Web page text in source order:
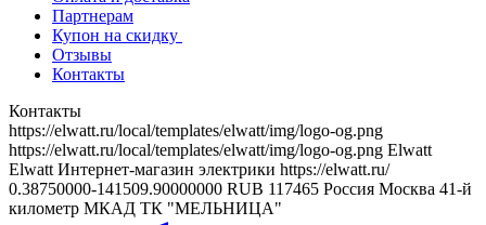
Партнерам
Купон на скидку
Отзывы
Контакты
Контакты
https://elwatt.ru/local/templates/elwatt/img/logo-og.png
https://elwatt.ru/local/templates/elwatt/img/logo-og.png Elwatt
Elwatt Интернет-магазин электрики https://elwatt.ru/
0.38750000-141509.90000000 RUB 117465 Россия Москва 41-й
километр МКАД ТК "МЕЛЬНИЦА"